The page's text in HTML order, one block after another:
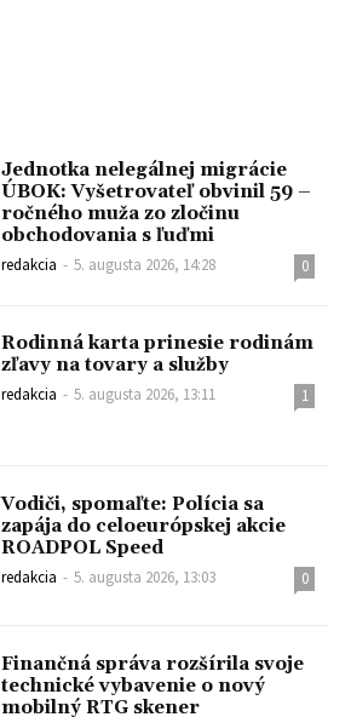
Jednotka nelegálnej migrácie
ÚBOK: Vyšetrovateľ obvinil 59 –
ročného muža zo zločinu
obchodovania s ľuďmi
redakcia - 5. augusta 2026, 14:28 0
Rodinná karta prinesie rodinám
zľavy na tovary a služby
redakcia - 5. augusta 2026, 13:11 1
Vodiči, spomaľte: Polícia sa
zapája do celoeurópskej akcie
ROADPOL Speed
redakcia - 5. augusta 2026, 13:03 0
Finančná správa rozšírila svoje
technické vybavenie o nový
mobilný RTG skener